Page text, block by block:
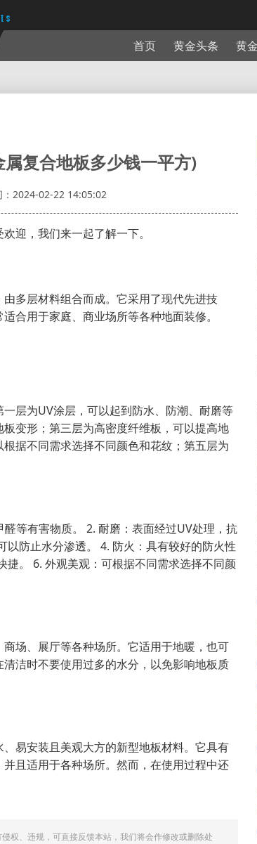
首页 黄金头条 黄
复合地板多少钱一平方)
：2024-02-22 14:05:02
迎，我们来一起了解一下。
多层材料组合而成。它采用了现代先进技
合用于家庭、商业场所等各种地面装修。
层为UV涂层，可以起到防水、防潮、耐磨等
变形；第三层为高密度纤维板，可以提高地
据不同需求选择不同颜色和花纹；第五层为
等有害物质。 2. 耐磨：表面经过UV处理，抗
防止水分渗透。 4. 防火：具有较好的防火性
。 6. 外观美观：可根据不同需求选择不同颜
场、展厅等各种场所。它适用于地暖，也可
洁时不要使用过多的水分，以免影响地板质
易安装且美观大方的新型地板材料。它具有
且适用于各种场所。然而，在使用过程中还
权、违规，可直接反馈本站，我们将会作修改或删除处